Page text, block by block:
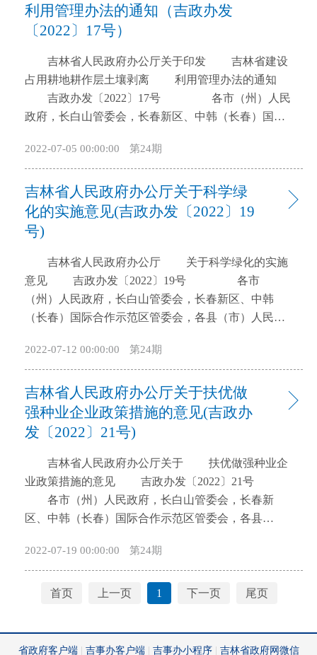
利用管理办法的通知（吉政办发
〔2022〕17号）
吉林省人民政府办公厅关于印发 吉林省建设
占用耕地耕作层土壤剥离 利用管理办法的通知
吉政办发〔2022〕17号 各市（州）人民
政府，长白山管委会，长春新区、中韩（长春）国际
厅委办、各直属机构： 《吉林省建设占用耕地耕
作层土壤剥离利用管理办法》已经省政府同意，现印
发给你们，请结合实际，认真贯彻落实。2019年12月
19日经省政府同意，由吉林省自然资源厅、吉林省农
业农村厅印发的《吉林省建设占用耕地表土剥离工作
废止。 吉林省人民政府办公厅 2022年7
月5日 吉林省建设占用耕地耕作层 土壤
剥离利用管理办法 第一章 总 则 第一条
深入贯彻习近平总书记关于黑土地保护工作重要论
的黑土地资源，切实保障国家粮食安全，根据《中华
人民共和国土地管理法》《中华人民共和国土地管理
法实施条例》《吉林省土地管理条例》《吉林省黑土
地保护条例》《吉林省耕地质量保护条例》等规定，
制定本办法。 第二条 本办法所称建设占用耕地耕
项目拟占用耕地的耕作层土壤剥离出来，用于新开垦
耕地和劣质耕地改良、高标准农田建设、被污染耕地
治理、土地复垦等。 第三条 吉林省行政区域内建
设占用耕地耕作层土壤剥离、利用等活动，适用本办
遵循依法依规、科学规范、应剥尽剥、就近利用的原
制。 第五条 市（州）、县（市）人民政府要加强
行政区域内建设占用耕地耕作层土壤剥离利用的管理
和监督。 县级以上自然资源主管部门负责牵头开
2022-07-05 00:00:00 第24期
吉林省人民政府办公厅关于科学绿
化的实施意见(吉政办发〔2022〕19
号)
吉林省人民政府办公厅 关于科学绿化的实施
意见 吉政办发〔2022〕19号 各市
（州）人民政府，长白山管委会，长春新区、中韩
（长春）国际合作示范区管委会，各县（市）人民政
门、单位： 为深入贯彻习近平总书记视察吉林重
要讲话重要指示精神，全面落实《国务院办公厅关于
科学绿化的指导意见》（国办发〔2021〕19号）、
《中共吉林省委关于忠实践行习近平生态文明思想加
快建设生态强省的决定》、《吉林省全面推行林长制
国土绿化高质量发展，提升自然生态系统保护修复水
平，加快美丽吉林建设，助力碳达峰行动，经省政府
同意，现提出如下实施意见。 一、总体要求
（一）指导思想。以习近平新时代中国特色社会主义
精神，牢固树立和践行绿水青山就是金山银山理念，
全面落实党中央、国务院和省委、省政府决策部署，
完整、准确、全面贯彻新发展理念，尊重自然、顺应
强规划引领，优化资源配置，强化质量监管，完善政
策机制，全面推行林长制，科学开展大规模国土绿化
2022-07-12 00:00:00 第24期
吉林省人民政府办公厅关于扶优做
强种业企业政策措施的意见(吉政办
发〔2022〕21号)
吉林省人民政府办公厅关于 扶优做强种业企
业政策措施的意见 吉政办发〔2022〕21号
各市（州）人民政府，长白山管委会，长春新
区、中韩（长春）国际合作示范区管委会，各县
吉中直有关部门、单位： 扶优做强种业企业，是
联结科技和资本、打通研发和市场，推动种业向科技
密集型、资本密集型产业转变，加快现代种业创新发
亿斤、冻精1100万剂、鱼苗3亿尾以上，年销售总额约
2022-07-19 00:00:00 第24期
首页 上一页 1 下一页 尾页